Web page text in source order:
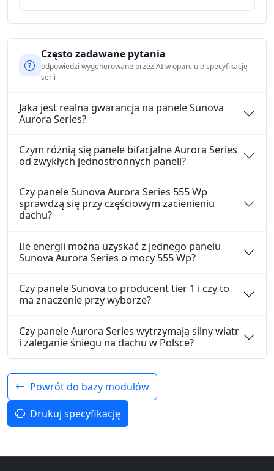
Często zadawane pytania
odpowiedzi wygenerowane przez AI w oparciu o specyfikację
serii
Jaka jest realna gwarancja na panele Sunova
Aurora Series?
Czym różnią się panele bifacjalne Aurora Series
od zwykłych jednostronnych paneli?
Czy panele Sunova Aurora Series 555 Wp
sprawdzą się przy częściowym zacienieniu
dachu?
Ile energii można uzyskać z jednego panelu
Sunova Aurora Series o mocy 555 Wp?
Czy panele Sunova to producent tier 1 i czy to
ma znaczenie przy wyborze?
Czy panele Aurora Series wytrzymają silny wiatr
i zaleganie śniegu na dachu w Polsce?
Powrót do bazy modułów
Drukuj specyfikację